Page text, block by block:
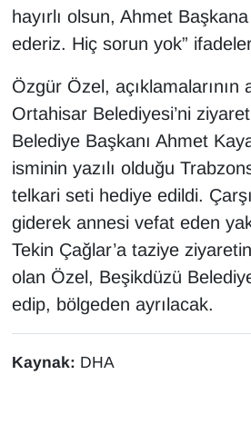
hayırlı olsun, Ahmet
ederiz. Hiç sorun yok”
Özgür Özel, açıklamalarının
Ortahisar Belediyesi’ni
Belediye Başkanı Ahmet
isminin yazılı olduğu
telkari seti hediye edildi.
giderek annesi vefat eden
Tekin Çağlar’a taziye
olan Özel, Beşikdüzü
edip, bölgeden ayrılacak.
Kaynak: DHA